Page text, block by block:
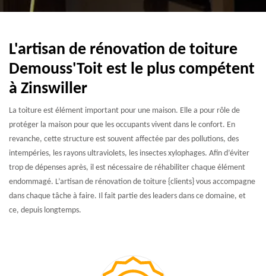
L'artisan de rénovation de toiture
Demouss'Toit est le plus compétent
à Zinswiller
La toiture est élément important pour une maison. Elle a pour rôle de
protéger la maison pour que les occupants vivent dans le confort. En
revanche, cette structure est souvent affectée par des pollutions, des
intempéries, les rayons ultraviolets, les insectes xylophages. Afin d’éviter
trop de dépenses après, il est nécessaire de réhabiliter chaque élément
endommagé. L’artisan de rénovation de toiture {clients} vous accompagne
dans chaque tâche à faire. Il fait partie des leaders dans ce domaine, et
ce, depuis longtemps.